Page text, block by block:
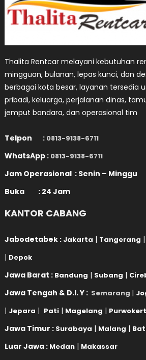
Thalita Rentcar melayani kebutuhan
mingguan, bulanan, lepas kunci, dan
berbagai kota besar, layanan tersedia
pribadi, keluarga, perjalanan dinas,
jemput bandara, dan operasional tim
Telpon : 0813-9138-6711
WhatsApp : 0813-9138-6711
Jam Operasional : Senin – Minggu
Buka : 24 Jam
KANTOR CABANG
Jabodetabek : Jakarta | Tangerang |
| Depok
Jawa Barat : Bandung | Subang |
Jawa Tengah & D.I. Y : Semarang |
| Jepara | Pati | Magelang |
Jawa Timur : Surabaya | Malang |
Luar Jawa : Medan | Makassar